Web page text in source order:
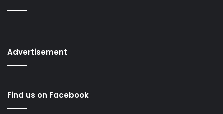
Advertisement
Find us on Facebook